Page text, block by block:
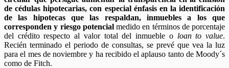
de cédulas hipotecarias, con especial énfasis en la identificación
de las hipotecas que las respaldan, inmuebles a los que
corresponden y riesgo potencial medido en términos de porcentaje
del crédito respecto al valor total del inmueble o loan to value.
Recién terminado el periodo de consultas, se prevé que vea la luz
para el mes de noviembre y ha recibido el aplauso tanto de Moody´s
como de Fitch.